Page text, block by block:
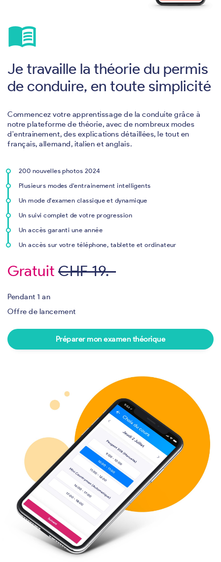
menu_book
Je travaille la théorie du permis
de conduire, en toute simplicité
Commencez votre apprentissage de la conduite grâce à
notre plateforme de théorie, avec de nombreux modes
d'entrainement, des explications détaillées, le tout en
français, allemand, italien et anglais.
200 nouvelles photos 2024
Plusieurs modes d'entrainement intelligents
Un mode d'examen classique et dynamique
Un suivi complet de votre progression
Un accès garanti une année
Un accès sur votre téléphone, tablette et ordinateur
Gratuit CHF 19.-
Pendant 1 an
Offre de lancement
Préparer mon examen théorique